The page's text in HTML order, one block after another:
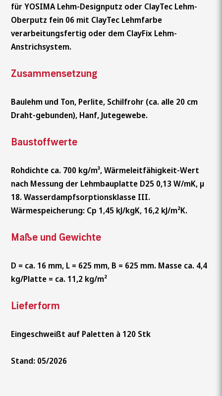
für YOSIMA Lehm-Designputz oder ClayTec Lehm-
Oberputz fein 06 mit ClayTec Lehmfarbe
verarbeitungsfertig oder dem ClayFix Lehm-
Anstrichsystem.
Zusammensetzung
Baulehm und Ton, Perlite, Schilfrohr (ca. alle 20 cm
Draht-gebunden), Hanf, Jutegewebe.
Baustoffwerte
Rohdichte ca. 700 kg/m³, Wärmeleitfähigkeit-Wert
nach Messung der Lehmbauplatte D25 0,13 W/mK, µ
18. Wasserdampfsorptionsklasse III.
Wärmespeicherung: Cp 1,45 kJ/kgK, 16,2 kJ/m²K.
Maße und Gewichte
D = ca. 16 mm, L = 625 mm, B = 625 mm. Masse ca. 4,4
kg/Platte = ca. 11,2 kg/m²
Lieferform
Eingeschweißt auf Paletten à 120 Stk
Stand: 05/2026